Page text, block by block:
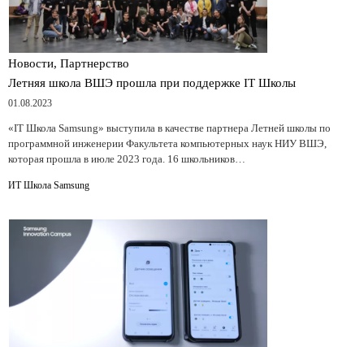
Новости, Партнерство
Летняя школа ВШЭ прошла при поддержке IT Школы
01.08.2023
«IT Школа Samsung» выступила в качестве партнера Летней школы по
программной инженерии Факультета компьютерных наук НИУ ВШЭ,
которая прошла в июле 2023 года. 16 школьников…
ИТ Школа Samsung